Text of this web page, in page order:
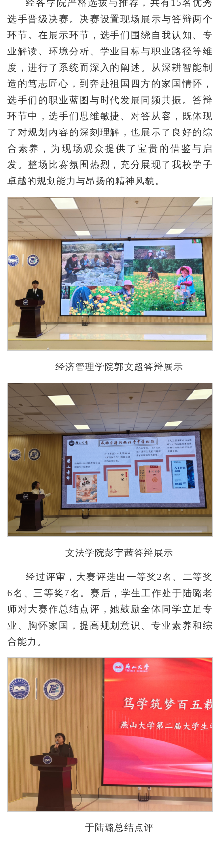
经各学院严格选拔与推荐，共有15名优秀
选手晋级决赛。决赛设置现场展示与答辩两个
环节。在展示环节，选手们围绕自我认知、专
业解读、环境分析、学业目标与职业路径等维
度，进行了系统而深入的阐述。从深耕智能制
造的笃志匠心，到奔赴祖国四方的家国情怀，
选手们的职业蓝图与时代发展同频共振。答辩
环节中，选手们思维敏捷、对答从容，既体现
了对规划内容的深刻理解，也展示了良好的综
合素养，为现场观众提供了宝贵的借鉴与启
发。整场比赛氛围热烈，充分展现了我校学子
卓越的规划能力与昂扬的精神风貌。
经济管理学院郭文超答辩展示
文法学院彭宇茜答辩展示
经过评审，大赛评选出一等奖2名、二等奖
6名、三等奖7名。赛后，学生工作处于陆璐老
师对大赛作总结点评，她鼓励全体同学立足专
业、胸怀家国，提高规划意识、专业素养和综
合能力。
于陆璐总结点评